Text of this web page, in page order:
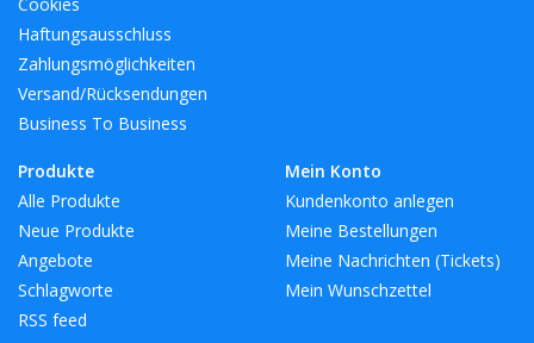
Haftungsausschluss
Zahlungsmöglichkeiten
Versand/Rücksendungen
Business To Business
Produkte
Alle Produkte
Neue Produkte
Angebote
Schlagworte
RSS feed
Mein Konto
Kundenkonto anlegen
Meine Bestellungen
Meine Nachrichten (Tickets)
Mein Wunschzettel